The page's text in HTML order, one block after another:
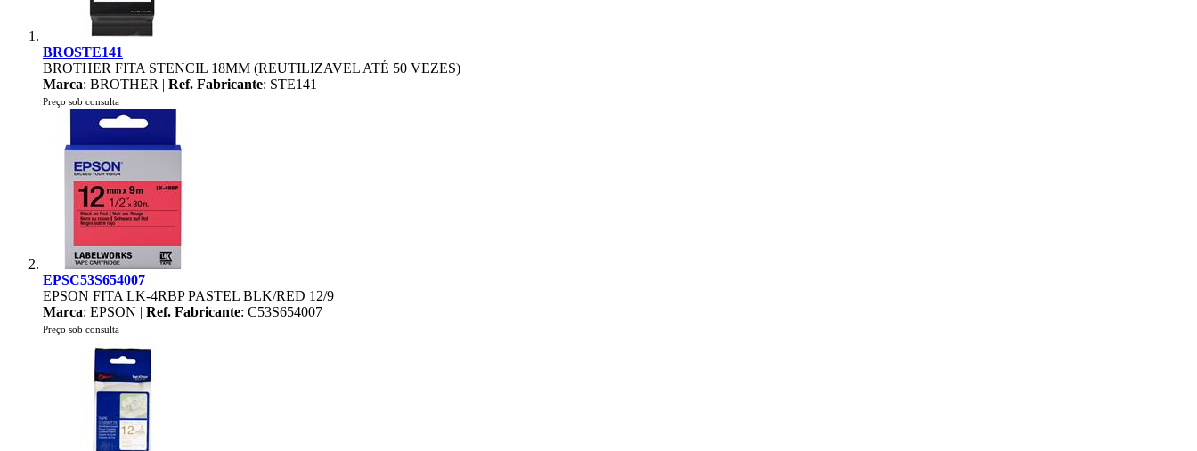
BROSTE141
BROTHER FITA STENCIL 18MM (REUTILIZAVEL ATÉ 50 VEZES)
Marca: BROTHER | Ref. Fabricante: STE141
Preço sob consulta
EPSC53S654007
EPSON FITA LK-4RBP PASTEL BLK/RED 12/9
Marca: EPSON | Ref. Fabricante: C53S654007
Preço sob consulta